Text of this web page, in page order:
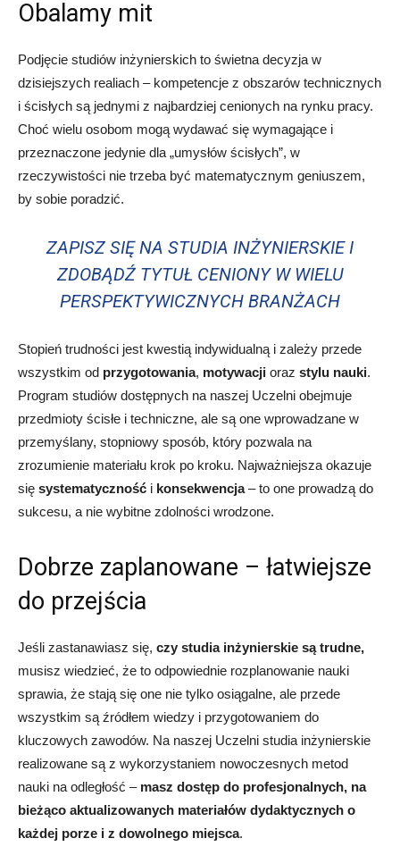
Obalamy mit
Podjęcie studiów inżynierskich to świetna decyzja w
dzisiejszych realiach – kompetencje z obszarów technicznych
i ścisłych są jednymi z najbardziej cenionych na rynku pracy.
Choć wielu osobom mogą wydawać się wymagające i
przeznaczone jedynie dla „umysłów ścisłych”, w
rzeczywistości nie trzeba być matematycznym geniuszem,
by sobie poradzić.
ZAPISZ SIĘ NA STUDIA INŻYNIERSKIE I
ZDOBĄDŹ TYTUŁ CENIONY W WIELU
PERSPEKTYWICZNYCH BRANŻACH
Stopień trudności jest kwestią indywidualną i zależy przede
wszystkim od przygotowania, motywacji oraz stylu nauki.
Program studiów dostępnych na naszej Uczelni obejmuje
przedmioty ścisłe i techniczne, ale są one wprowadzane w
przemyślany, stopniowy sposób, który pozwala na
zrozumienie materiału krok po kroku. Najważniejsza okazuje
się systematyczność i konsekwencja– to one prowadzą do
sukcesu, a nie wybitne zdolności wrodzone.
Dobrze zaplanowane – łatwiejsze
do przejścia
Jeśli zastanawiasz się, czy studia inżynierskie są trudne,
musisz wiedzieć, że to odpowiednie rozplanowanie nauki
sprawia, że stają się one nie tylko osiągalne, ale przede
wszystkim są źródłem wiedzy i przygotowaniem do
kluczowych zawodów. Na naszej Uczelni studia inżynierskie
realizowane są z wykorzystaniem nowoczesnych metod
nauki na odległość –masz dostęp do profesjonalnych, na
bieżąco aktualizowanych materiałów dydaktycznych o
każdej porze i z dowolnego miejsca.